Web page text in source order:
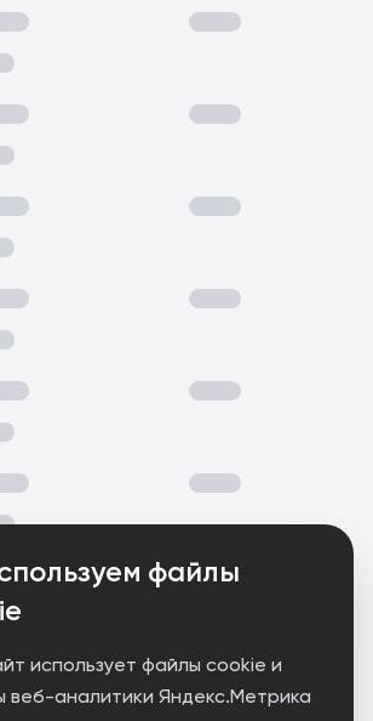
файлы
использует файлы cookie и
веб-аналитики Яндекс.Метрика